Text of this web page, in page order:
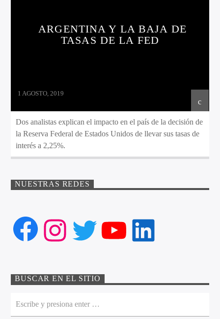
ARGENTINA Y LA BAJA DE
TASAS DE LA FED
1 AGOSTO, 2019
Dos analistas explican el impacto en el país de la decisión de
la Reserva Federal de Estados Unidos de llevar sus tasas de
interés a 2,25%.
NUESTRAS REDES
Facebook
Instagram
Twitter
YouTube
LinkedIn
BUSCAR EN EL SITIO